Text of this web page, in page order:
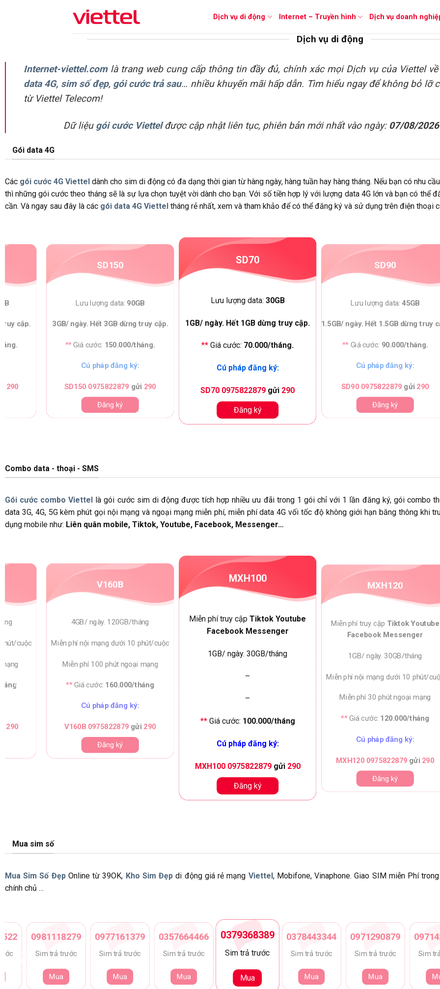
Dịch vụ di động Internet – Truyền hình Dịch vụ doanh
Dịch vụ di động
Internet-viettel.comlà trang web cung cấp thông tin đầy đủ, chính xác mọi Dịch vụ của Viettel về
data 4G, sim số đẹp, gói cước trả sau… nhiều khuyến mãi hấp dẫn. Tìm hiểu ngay để không bỏ lỡ
từ Viettel Telecom!
Dữ liệu gói cước Viettelđược cập nhật liên tục, phiên bản mới nhất vào ngày: 07/08/2026
Gói data 4G
Các gói cước 4G Vietteldành cho sim di động có đa dạng thời gian từ hàng ngày, hàng tuần hay hàng tháng. Nếu bạn có nhu
thì những gói cước theo tháng sẽ là sự lựa chọn tuyệt vời dành cho bạn. Với số tiền hợp lý với lượng data 4G lớn và bạn có thể
cần. Và ngay sau đây là các gói data 4G Vietteltháng rẻ nhất, xem và tham khảo để có thể đăng ký và sử dụng trên điện thoại
SD70
Lưu lượng data: 30GB
1GB/ ngày. Hết 1GB dừng truy cập.
** Giá cước: 70.000/tháng.
Cú pháp đăng ký:
SD70 0975822879 gửi 290
Đăng ký
SD90
Lưu lượng data: 45GB
1.5GB/ ngày. Hết 1.5GB dừng truy
**Giá cước: 90.000/tháng.
Cú pháp đăng ký:
SD90 0975822879 gửi 290
Đăng ký
truy cập.
290
SD150
Lưu lượng data: 90GB
3GB/ ngày. Hết 3GB dừng truy cập.
**Giá cước: 150.000/tháng.
Cú pháp đăng ký:
SD150 0975822879 gửi 290
Đăng ký
Combo data - thoại - SMS
Gói cước combo Viettel là gói cước sim di động được tích hợp nhiều ưu đãi trong 1 gói chỉ với 1 lần đăng ký, gói combo
data 3G, 4G, 5G kèm phút gọi nội mạng và ngoại mạng miễn phí, miễn phí data 4G vối tốc độ không giới hạn băng thông khi
dụng mobile như: Liên quân mobile, Tiktok, Youtube, Facebook, Messenger…
MXH100
Miễn phí truy cậpTiktok Youtube
Facebook Messenger
1GB/ ngày. 30GB/tháng
–
–
**Giá cước: 100.000/tháng
Cú pháp đăng ký:
MXH100 0975822879gửi 290
Đăng ký
MXH120
Miễn phí truy cập Tiktok Youtube
Facebook Messenger
1GB/ ngày. 30GB/tháng
Miễn phí nội mạng dưới 10 phút/
Miễn phí 30 phút ngoại mạng
**Giá cước: 120.000/tháng
Cú pháp đăng ký:
MXH120 0975822879 gửi 290
Đăng ký
cuộc
290
V160B
4GB/ ngày. 120GB/tháng
Miễn phí nội mạng dưới 10 phút/cuộc
Miễn phí 100 phút ngoại mạng
**Giá cước: 160.000/tháng
Cú pháp đăng ký:
V160B 0975822879 gửi 290
Đăng ký
Mua sim số
Mua Sim Số ĐẹpOnline từ 39OK, Kho Sim Đẹp di động giá rẻ mạng Viettel, Mobifone, Vinaphone. Giao SIM miễn Phí
chính chủ …
0981118279
Sim trả trước
Mua
0977161379
Sim trả trước
Mua
0357664466
Sim trả trước
Mua
0379368389
Sim trả trước
Mua
0378443344
Sim trả trước
Mua
0971290879
Sim trả trước
Mua
Sim